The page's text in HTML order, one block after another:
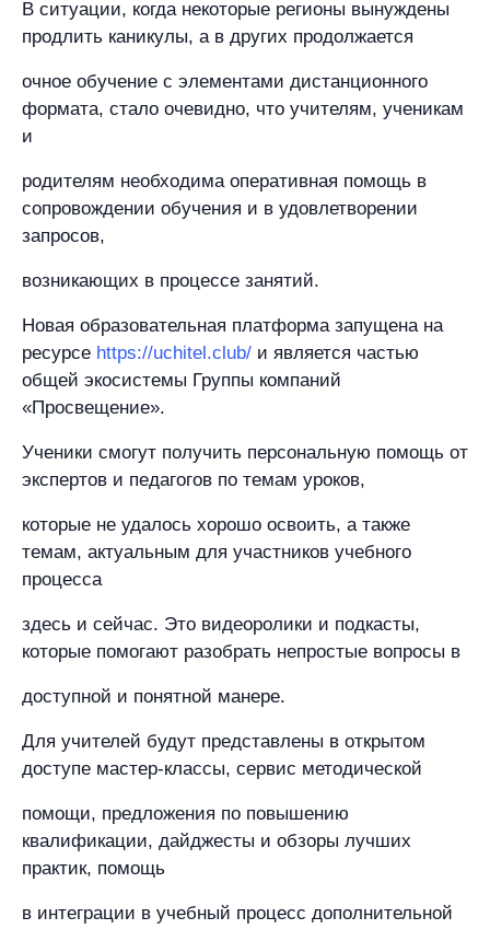
В ситуации, когда некоторые регионы вынуждены
продлить каникулы, а в других продолжается
очное обучение с элементами дистанционного
формата, стало очевидно, что учителям, ученикам
и
родителям необходима оперативная помощь в
сопровождении обучения и в удовлетворении
запросов,
возникающих в процессе занятий.
Новая образовательная платформа запущена на
ресурсе https://uchitel.club/ и является частью
общей экосистемы Группы компаний
«Просвещение».
Ученики смогут получить персональную помощь от
экспертов и педагогов по темам уроков,
которые не удалось хорошо освоить, а также
темам, актуальным для участников учебного
процесса
здесь и сейчас. Это видеоролики и подкасты,
которые помогают разобрать непростые вопросы в
доступной и понятной манере.
Для учителей будут представлены в открытом
доступе мастер-классы, сервис методической
помощи, предложения по повышению
квалификации, дайджесты и обзоры лучших
практик, помощь
в интеграции в учебный процесс дополнительной